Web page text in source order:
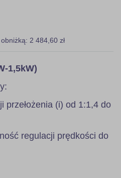
2 484,60 zł
1,5kW)
przełożenia (i) od 1:1,4 do
regulacji prędkości do